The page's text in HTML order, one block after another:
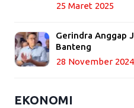
25 Maret 2025
Gerindra Anggap
Banteng
28 November 2024
EKONOMI